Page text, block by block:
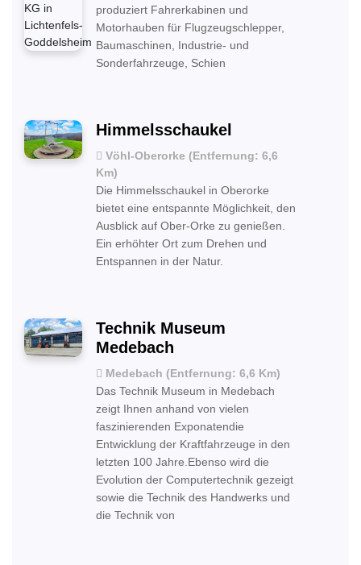
produziert Fahrerkabinen und
Motorhauben für Flugzeugschlepper,
Baumaschinen, Industrie- und
Sonderfahrzeuge, Schien
Himmelsschaukel
Vöhl-Oberorke (Entfernung: 6,6
Km)
Die Himmelsschaukel in Oberorke
bietet eine entspannte Möglichkeit, den
Ausblick auf Ober-Orke zu genießen.
Ein erhöhter Ort zum Drehen und
Entspannen in der Natur.
Technik Museum
Medebach
Medebach (Entfernung: 6,6 Km)
Das Technik Museum in Medebach
zeigt Ihnen anhand von vielen
faszinierenden Exponatendie
Entwicklung der Kraftfahrzeuge in den
letzten 100 Jahre.Ebenso wird die
Evolution der Computertechnik gezeigt
sowie die Technik des Handwerks und
die Technik von